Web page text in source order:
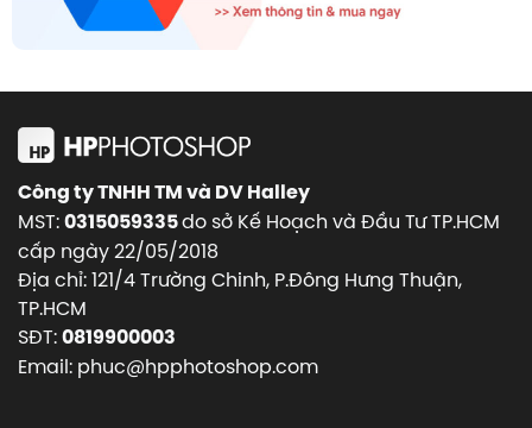
Công ty TNHH TM và DV Halley
MST:0315059335do sở Kế Hoạch và Đầu Tư TP.HCM
cấp ngày 22/05/2018
Địa chỉ: 121/4 Trường Chinh, P.Đông Hưng Thuận,
TP.HCM
SĐT:0819900003
Email: phuc@hpphotoshop.com